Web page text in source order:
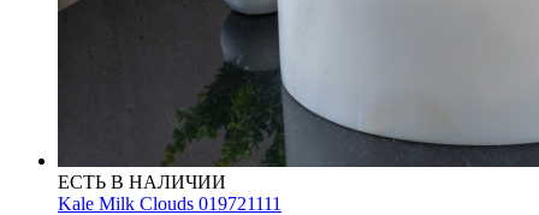
ЕСТЬ В НАЛИЧИИ
Kale Milk Clouds 019721111